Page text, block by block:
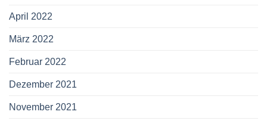
April 2022
März 2022
Februar 2022
Dezember 2021
November 2021